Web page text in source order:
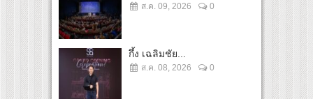
ส.ค. 09, 2026 0
กึ้ง เฉลิมชัย...
ส.ค. 08, 2026 0